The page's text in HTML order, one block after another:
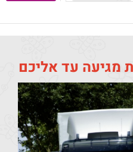
מגיעה עד אליכם